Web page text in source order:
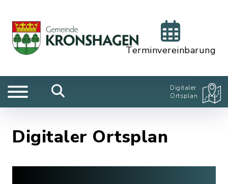
Terminvereinbarung
Digitaler
Ortsplan
Digitaler Ortsplan